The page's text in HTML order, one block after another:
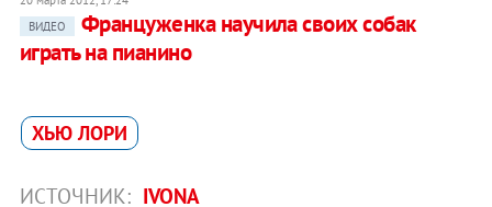
ВИДЕО
Француженка научила своих собак
играть на пианино
ХЬЮ ЛОРИ
ИСТОЧНИК: IVONA